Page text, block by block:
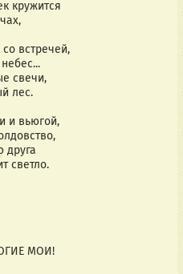
кружится
встречей,
свечи,
лес.
и вьюгой,
друга
светло.
МОИ!